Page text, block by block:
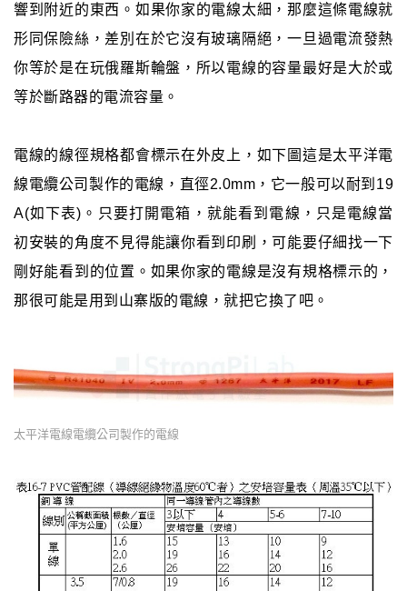
響到附近的東西。如果你家的電線太細，那麼這條電線就
形同保險絲，差別在於它沒有玻璃隔絕，一旦過電流發熱
你等於是在玩俄羅斯輪盤，所以電線的容量最好是大於或
等於斷路器的電流容量。
電線的線徑規格都會標示在外皮上，如下圖這是太平洋電
線電纜公司製作的電線，直徑2.0mm，它一般可以耐到19
A(如下表)。只要打開電箱，就能看到電線，只是電線當
初安裝的角度不見得能讓你看到印刷，可能要仔細找一下
剛好能看到的位置。如果你家的電線是沒有規格標示的，
那很可能是用到山寨版的電線，就把它換了吧。
太平洋電線電纜公司製作的電線